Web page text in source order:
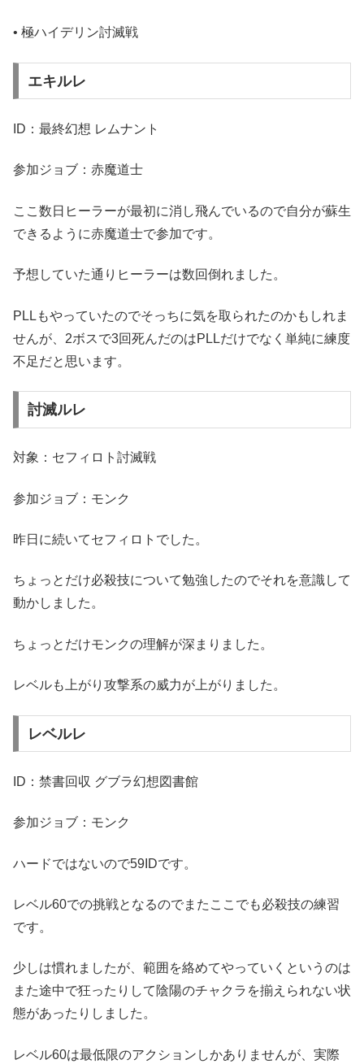
• 極ハイデリン討滅戦
エキルレ
ID：最終幻想 レムナント
参加ジョブ：赤魔道士
ここ数日ヒーラーが最初に消し飛んでいるので自分が蘇生
できるように赤魔道士で参加です。
予想していた通りヒーラーは数回倒れました。
PLLもやっていたのでそっちに気を取られたのかもしれま
せんが、2ボスで3回死んだのはPLLだけでなく単純に練度
不足だと思います。
討滅ルレ
対象：セフィロト討滅戦
参加ジョブ：モンク
昨日に続いてセフィロトでした。
ちょっとだけ必殺技について勉強したのでそれを意識して
動かしました。
ちょっとだけモンクの理解が深まりました。
レベルも上がり攻撃系の威力が上がりました。
レベルレ
ID：禁書回収 グブラ幻想図書館
参加ジョブ：モンク
ハードではないので59IDです。
レベル60での挑戦となるのでまたここでも必殺技の練習
です。
少しは慣れましたが、範囲を絡めてやっていくというのは
また途中で狂ったりして陰陽のチャクラを揃えられない状
態があったりしました。
レベル60は最低限のアクションしかありませんが、実際